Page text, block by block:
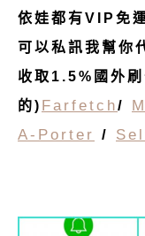
依娃都有VIP免
可以私訊我幫你
收取1.5%國外
的) Farfetch/
A-Porter
/